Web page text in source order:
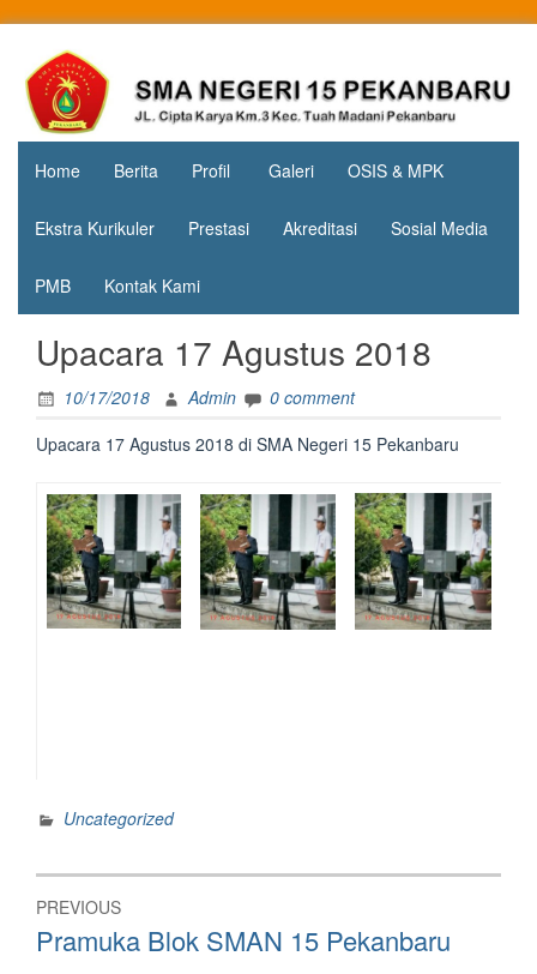
contentSMA
Negeri 15
Pekanbaru
Jl. Cipta
Karya
KM.3, Kec.
Tuah
Madani,
Home Berita Profil Galeri OSIS & MPK
Ekstra Kurikuler Prestasi Akreditasi Sosial Media
PMB Kontak Kami
Upacara 17 Agustus 2018
10/17/2018 Admin
0 comment
Upacara 17 Agustus 2018 di SMA Negeri 15 Pekanbaru
Uncategorized
Post
navigation
PREVIOUS
Previous
post:
Pramuka Blok SMAN 15 Pekanbaru